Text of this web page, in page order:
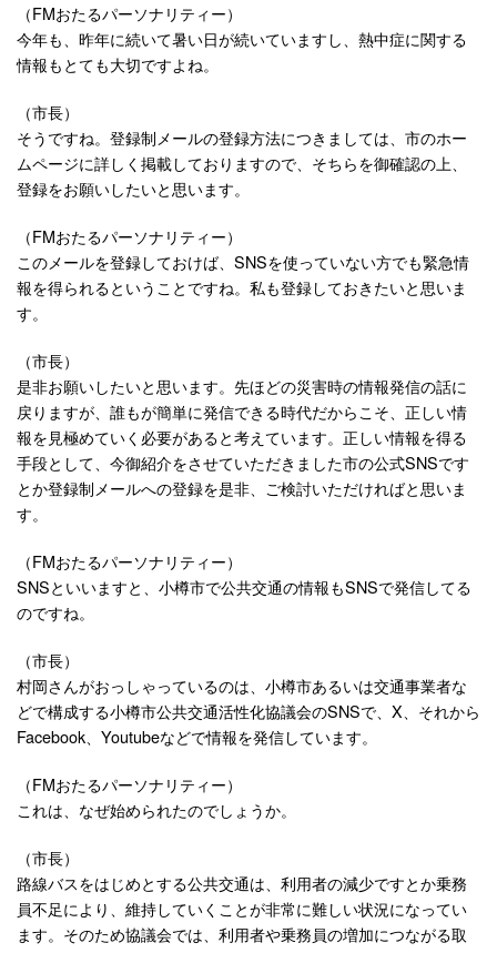
（FMおたるパーソナリティー）
今年も、昨年に続いて暑い日が続いていますし、熱中症に関する
情報もとても大切ですよね。
（市長）
そうですね。登録制メールの登録方法につきましては、市のホー
ムページに詳しく掲載しておりますので、そちらを御確認の上、
登録をお願いしたいと思います。
（FMおたるパーソナリティー）
このメールを登録しておけば、SNSを使っていない方でも緊急情
報を得られるということですね。私も登録しておきたいと思いま
す。
（市長）
是非お願いしたいと思います。先ほどの災害時の情報発信の話に
戻りますが、誰もが簡単に発信できる時代だからこそ、正しい情
報を見極めていく必要があると考えています。正しい情報を得る
手段として、今御紹介をさせていただきました市の公式SNSです
とか登録制メールへの登録を是非、ご検討いただければと思いま
す。
（FMおたるパーソナリティー）
SNSといいますと、小樽市で公共交通の情報もSNSで発信してる
のですね。
（市長）
村岡さんがおっしゃっているのは、小樽市あるいは交通事業者な
どで構成する小樽市公共交通活性化協議会のSNSで、X、それから
Facebook、Youtubeなどで情報を発信しています。
（FMおたるパーソナリティー）
これは、なぜ始められたのでしょうか。
（市長）
路線バスをはじめとする公共交通は、利用者の減少ですとか乗務
員不足により、維持していくことが非常に難しい状況になってい
ます。そのため協議会では、利用者や乗務員の増加につながる取